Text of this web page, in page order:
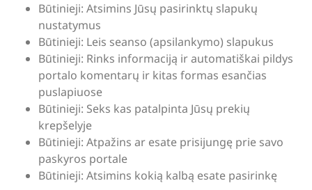
Būtinieji: Atsimins Jūsų pasirinktų slapukų
nustatymus
Būtinieji: Leis seanso (apsilankymo) slapukus
Būtinieji: Rinks informaciją ir automatiškai pildys
portalo komentarų ir kitas formas esančias
puslapiuose
Būtinieji: Seks kas patalpinta Jūsų prekių
krepšelyje
Būtinieji: Atpažins ar esate prisijungę prie savo
paskyros portale
Būtinieji: Atsimins kokią kalbą esate pasirinkę